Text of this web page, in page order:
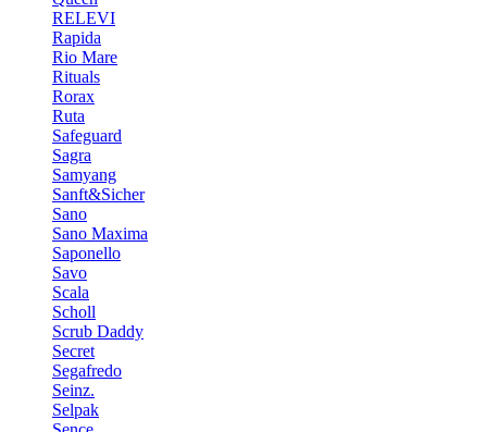
RELEVI
Rapida
Rio Mare
Rituals
Rorax
Ruta
Safeguard
Sagra
Samyang
Sanft&Sicher
Sano
Sano Maxima
Saponello
Savo
Scala
Scholl
Scrub Daddy
Secret
Segafredo
Seinz.
Selpak